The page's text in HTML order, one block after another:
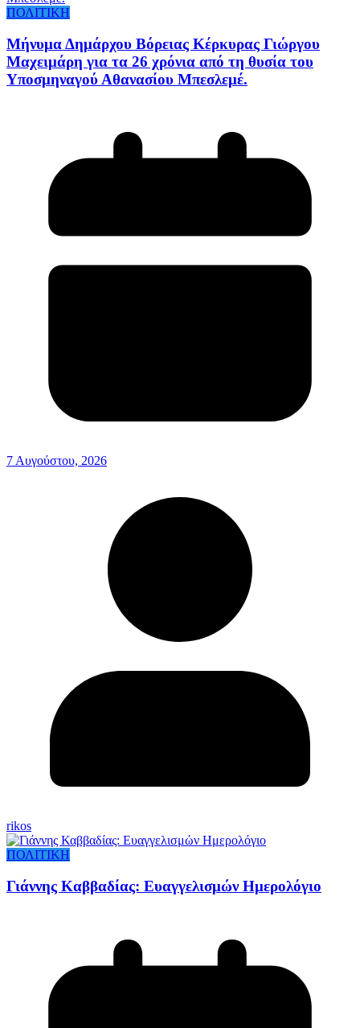
ΠΟΛΙΤΙΚΗ
Μήνυμα Δημάρχου Βόρειας Κέρκυρας Γιώργου
Μαχειμάρη για τα 26 χρόνια από τη θυσία του
Υποσμηναγού Αθανασίου Μπεσλεμέ.
7 Αυγούστου, 2026
rikos
ΠΟΛΙΤΙΚΗ
Γιάννης Καββαδίας: Ευαγγελισμών Ημερολόγιο